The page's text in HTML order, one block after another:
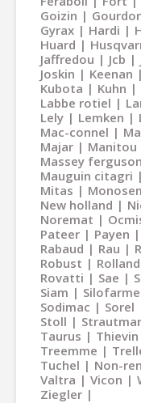
Goizin
Gyrax
Hardi
Huard
Jaffredou
Jcb
Joskin
Keenan
Kubota
Kuhn
Labbe rotiel
Lely
Lemken
Mac-connel
Majar
Manitou
Massey ferguson
Mauguin citagri
Mitas
New holland
Noremat
Pateer
Payen
Rabaud
Rau
Robust
Rolland
Rovatti
Sae
Siam
Sodimac
Sorel
Stoll
Taurus
Thievin
Treemme
Tuchel
Non-
Valtra
Vicon
Ziegler